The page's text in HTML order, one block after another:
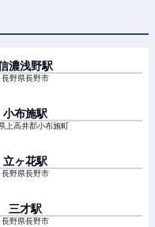
濃浅野駅
長野県長野市
小布施駅
上高井郡小布施町
立ヶ花駅
長野県長野市
三才駅
長野県長野市